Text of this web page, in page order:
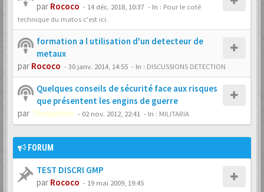
par Rococo - 14 déc. 2018, 10:37 - In : Pour le coté
technique du matos c'est ici.
formation a l utilisation d'un detecteur de
metaux
par Rococo -30 janv. 2014, 14:55 - In : DISCUSSIONS DETECTION
Quelques conseils de sécurité face aux risques
que présentent les engins de guerre
par Theophilus - 02 nov. 2012, 22:41 - In : MILITARIA
FORUM
TEST DISCRI GMP
par Rococo - 19 mai 2009, 19:45